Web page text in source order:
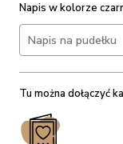
Napis w kolorze
Tu można dołączyć